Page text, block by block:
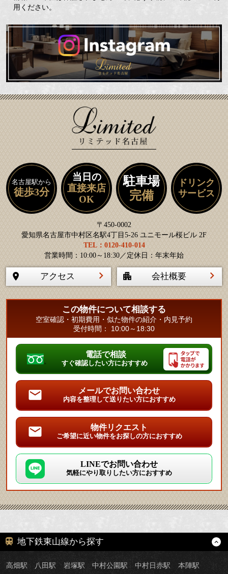
用ください。
名古屋駅から
徒歩3分
当日の
直接来店
OK
駐車場
完備
ドリンク
サービス
〒450-0002
愛知県名古屋市中村区名駅4丁目5-26 ユニモール桜ビル 2F
TEL：0120-410-014
営業時間：10:00～18:30／定休日：年末年始
アクセス 会社概要
この物件について相談する
空室確認・初期費用・似た物件の紹介・内見予約
受付時間： 10:00～18:30
電話で相談
すぐ確認したい方におすすめ
メールでお問い合わせ
内容を整理して送りたい方におすすめ
物件リクエスト
ご希望に近い物件をお探しの方におすすめ
LINEでお問い合わせ
気軽にやり取りしたい方におすすめ
地下鉄東山線から探す
高畑駅 八田駅 岩塚駅 中村公園駅 中村日赤駅 本陣駅